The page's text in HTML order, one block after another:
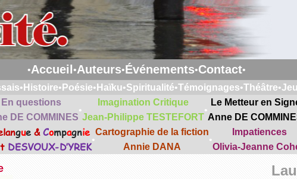
•Accueil •Auteurs•Événements•Contact•
• Histoire• Poésie• Haïku•Spiritualité•Témoignages•Théâtre•
En questions
DE COMMINES
•
Imagination Critique
Jean-Philippe TESTEFORT
•
Le Metteur en
Anne DE
gue & Compagnie
DESVOUX-D’YREK
•
Cartographie de la fiction
Annie DANA
•
Impatiences
Olivia-Jeanne